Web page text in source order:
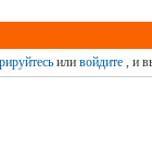
или войдите, и